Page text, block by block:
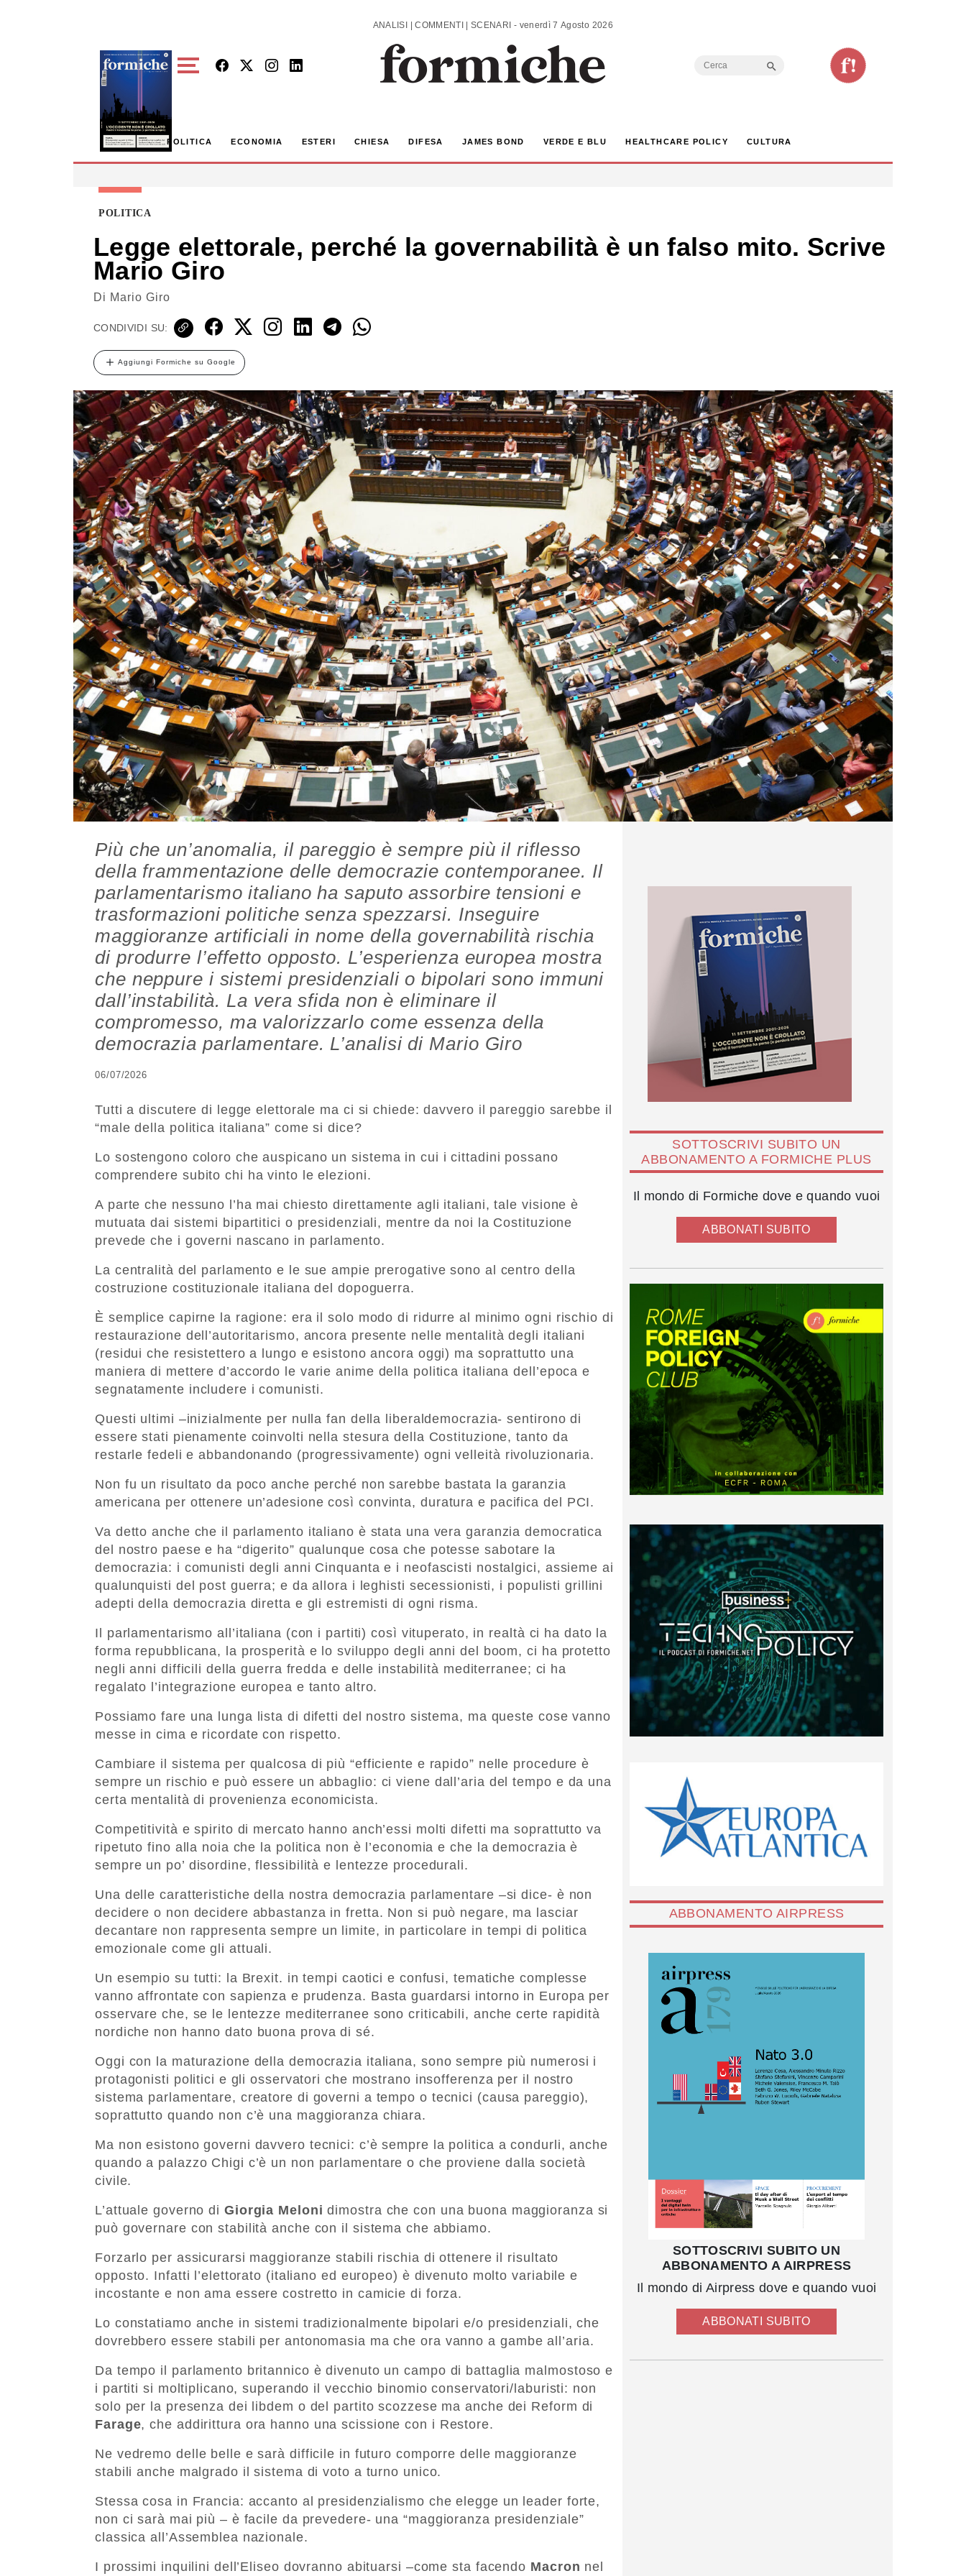
ANALISI | COMMENTI | SCENARI - venerdì 7 Agosto 2026
Search
POLITICA ECONOMIA ESTERI CHIESA DIFESA JAMES BOND VERDE E BLU HEALTHCARE POLICY CULTURA
POLITICA
Legge elettorale, perché la governabilità è un falso mito. Scrive
Mario Giro
Di Mario Giro
CONDIVIDI SU:
Aggiungi Formiche su Google
Più che un’anomalia, il pareggio è sempre più il riflesso
della frammentazione delle democrazie contemporanee. Il
parlamentarismo italiano ha saputo assorbire tensioni e
trasformazioni politiche senza spezzarsi. Inseguire
maggioranze artificiali in nome della governabilità rischia
di produrre l’effetto opposto. L’esperienza europea mostra
che neppure i sistemi presidenziali o bipolari sono immuni
dall’instabilità. La vera sfida non è eliminare il
compromesso, ma valorizzarlo come essenza della
democrazia parlamentare. L’analisi di Mario Giro
06/07/2026
Tutti a discutere di legge elettorale ma ci si chiede: davvero il pareggio sarebbe il
“male della politica italiana” come si dice?
Lo sostengono coloro che auspicano un sistema in cui i cittadini possano
comprendere subito chi ha vinto le elezioni.
A parte che nessuno l’ha mai chiesto direttamente agli italiani, tale visione è
mutuata dai sistemi bipartitici o presidenziali, mentre da noi la Costituzione
prevede che i governi nascano in parlamento.
La centralità del parlamento e le sue ampie prerogative sono al centro della
costruzione costituzionale italiana del dopoguerra.
È semplice capirne la ragione: era il solo modo di ridurre al minimo ogni rischio di
restaurazione dell’autoritarismo, ancora presente nelle mentalità degli italiani
(residui che resistettero a lungo e esistono ancora oggi) ma soprattutto una
maniera di mettere d’accordo le varie anime della politica italiana dell’epoca e
segnatamente includere i comunisti.
Questi ultimi –inizialmente per nulla fan della liberaldemocrazia- sentirono di
essere stati pienamente coinvolti nella stesura della Costituzione, tanto da
restarle fedeli e abbandonando (progressivamente) ogni velleità rivoluzionaria.
Non fu un risultato da poco anche perché non sarebbe bastata la garanzia
americana per ottenere un’adesione così convinta, duratura e pacifica del PCI.
Va detto anche che il parlamento italiano è stata una vera garanzia democratica
del nostro paese e ha “digerito” qualunque cosa che potesse sabotare la
democrazia: i comunisti degli anni Cinquanta e i neofascisti nostalgici, assieme ai
qualunquisti del post guerra; e da allora i leghisti secessionisti, i populisti grillini
adepti della democrazia diretta e gli estremisti di ogni risma.
Il parlamentarismo all’italiana (con i partiti) così vituperato, in realtà ci ha dato la
forma repubblicana, la prosperità e lo sviluppo degli anni del boom, ci ha protetto
negli anni difficili della guerra fredda e delle instabilità mediterranee; ci ha
regalato l’integrazione europea e tanto altro.
Possiamo fare una lunga lista di difetti del nostro sistema, ma queste cose vanno
messe in cima e ricordate con rispetto.
Cambiare il sistema per qualcosa di più “efficiente e rapido” nelle procedure è
sempre un rischio e può essere un abbaglio: ci viene dall’aria del tempo e da una
certa mentalità di provenienza economicista.
Competitività e spirito di mercato hanno anch’essi molti difetti ma soprattutto va
ripetuto fino alla noia che la politica non è l’economia e che la democrazia è
sempre un po’ disordine, flessibilità e lentezze procedurali.
Una delle caratteristiche della nostra democrazia parlamentare –si dice- è non
decidere o non decidere abbastanza in fretta. Non si può negare, ma lasciar
decantare non rappresenta sempre un limite, in particolare in tempi di politica
emozionale come gli attuali.
Un esempio su tutti: la Brexit. in tempi caotici e confusi, tematiche complesse
vanno affrontate con sapienza e prudenza. Basta guardarsi intorno in Europa per
osservare che, se le lentezze mediterranee sono criticabili, anche certe rapidità
nordiche non hanno dato buona prova di sé.
Oggi con la maturazione della democrazia italiana, sono sempre più numerosi i
protagonisti politici e gli osservatori che mostrano insofferenza per il nostro
sistema parlamentare, creatore di governi a tempo o tecnici (causa pareggio),
soprattutto quando non c’è una maggioranza chiara.
Ma non esistono governi davvero tecnici: c’è sempre la politica a condurli, anche
quando a palazzo Chigi c’è un non parlamentare o che proviene dalla società
civile.
L’attuale governo di Giorgia Meloni dimostra che con una buona maggioranza si
può governare con stabilità anche con il sistema che abbiamo.
Forzarlo per assicurarsi maggioranze stabili rischia di ottenere il risultato
opposto. Infatti l’elettorato (italiano ed europeo) è divenuto molto variabile e
incostante e non ama essere costretto in camicie di forza.
Lo constatiamo anche in sistemi tradizionalmente bipolari e/o presidenziali, che
dovrebbero essere stabili per antonomasia ma che ora vanno a gambe all’aria.
Da tempo il parlamento britannico è divenuto un campo di battaglia malmostoso e
i partiti si moltiplicano, superando il vecchio binomio conservatori/laburisti: non
solo per la presenza dei libdem o del partito scozzese ma anche dei Reform di
Farage, che addirittura ora hanno una scissione con i Restore.
Ne vedremo delle belle e sarà difficile in futuro comporre delle maggioranze
stabili anche malgrado il sistema di voto a turno unico.
Stessa cosa in Francia: accanto al presidenzialismo che elegge un leader forte,
non ci sarà mai più – è facile da prevedere- una “maggioranza presidenziale”
classica all’Assemblea nazionale.
I prossimi inquilini dell’Eliseo dovranno abituarsi –come sta facendo Macron nel
SOTTOSCRIVI SUBITO UN
ABBONAMENTO A FORMICHE PLUS
Il mondo di Formiche dove e quando vuoi
ABBONATI SUBITO
ABBONAMENTO AIRPRESS
SOTTOSCRIVI SUBITO UN
ABBONAMENTO A AIRPRESS
Il mondo di Airpress dove e quando vuoi
ABBONATI SUBITO